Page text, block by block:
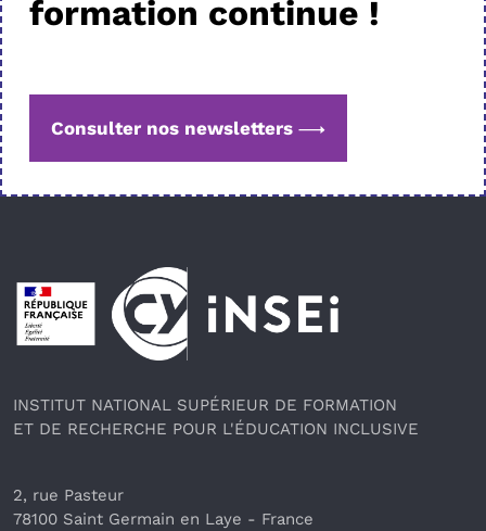
formation continue !
Consulter nos newsletters
Pied de page
INSTITUT NATIONAL SUPÉRIEUR DE FORMATION
ET DE RECHERCHE POUR L'ÉDUCATION INCLUSIVE
2, rue Pasteur
78100 Saint Germain en Laye - France